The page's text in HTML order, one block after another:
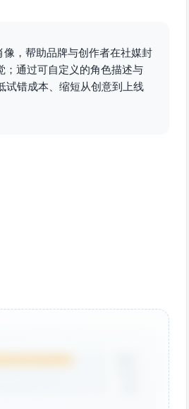
，帮助品牌与创作者在社媒封
；通过可自定义的角色描述与
试错成本、缩短从创意到上线